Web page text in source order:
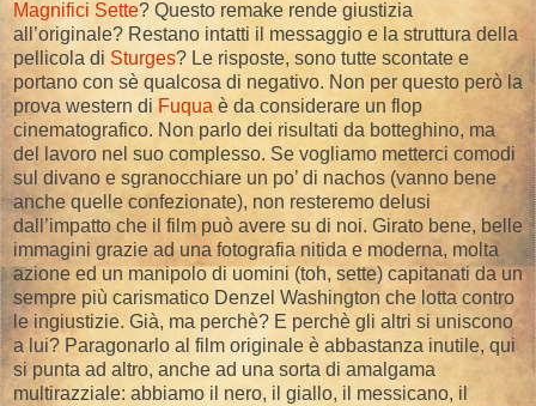
Magnifici Sette? Questo remake rende giustizia
all’originale? Restano intatti il messaggio e la struttura della
pellicola di Sturges? Le risposte, sono tutte scontate e
portano con sè qualcosa di negativo. Non per questo però la
prova western di Fuqua è da considerare un flop
cinematografico. Non parlo dei risultati da botteghino, ma
del lavoro nel suo complesso. Se vogliamo metterci comodi
sul divano e sgranocchiare un po’ di nachos (vanno bene
anche quelle confezionate), non resteremo delusi
dall’impatto che il film può avere su di noi. Girato bene, belle
immagini grazie ad una fotografia nitida e moderna, molta
azione ed un manipolo di uomini (toh, sette) capitanati da un
sempre più carismatico Denzel Washington che lotta contro
le ingiustizie. Già, ma perchè? E perchè gli altri si uniscono
a lui? Paragonarlo al film originale è abbastanza inutile, qui
si punta ad altro, anche ad una sorta di amalgama
multirazziale: abbiamo il nero, il giallo, il messicano, il